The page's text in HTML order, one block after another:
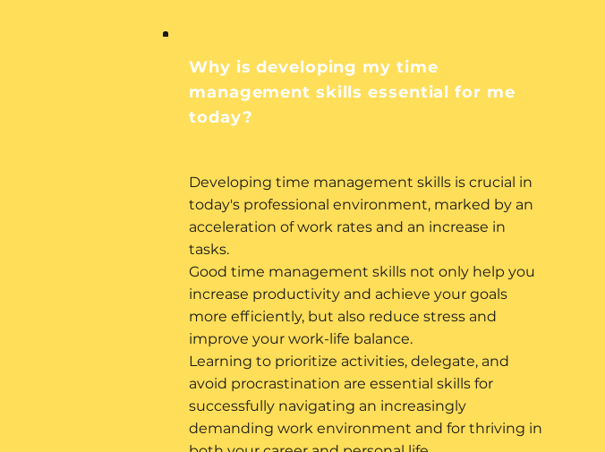
Why is developing my time
management skills essential for me
today?
Developing time management skills is crucial in
today's professional environment, marked by an
acceleration of work rates and an increase in
tasks.
Good time management skills not only help you
increase productivity and achieve your goals
more efficiently, but also reduce stress and
improve your work-life balance.
Learning to prioritize activities, delegate, and
avoid procrastination are essential skills for
successfully navigating an increasingly
demanding work environment and for thriving in